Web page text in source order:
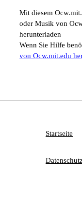
Mit diesem
oder Musik von
herunterladen
Wenn Sie Hilfe
von Ocw.mit.edu
Startseite